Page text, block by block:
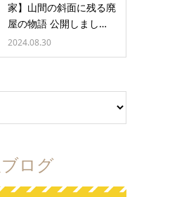
家】山間の斜面に残る廃
屋の物語 公開しまし…
2024.08.30
ログ